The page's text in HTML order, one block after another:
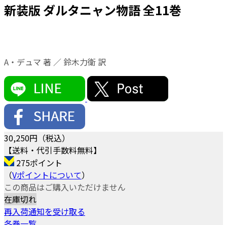
新装版 ダルタニャン物語 全11巻
A・デュマ 著 ／ 鈴木力衛 訳
30,250円（税込）
【送料・代引手数料無料】
275ポイント
（Vポイントについて）
この商品はご購入いただけません
在庫切れ
再入荷通知を受け取る